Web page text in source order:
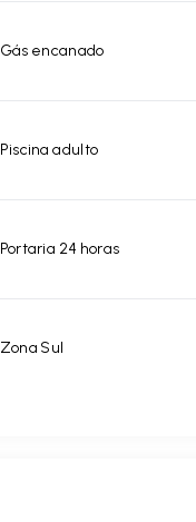
Gás encanado
Piscina adulto
Portaria 24 horas
Zona Sul